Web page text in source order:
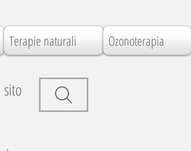
Terapie naturali Ozonoterapia
sito